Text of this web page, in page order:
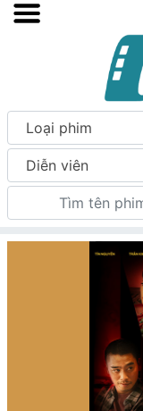
Loại phim
Diễn viên